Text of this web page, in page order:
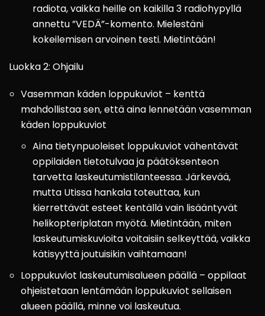
radiota, vaikka heille on kaikilla 3 radiohypyllä
annettu ”VEDÄ”-komento. Mielestäni
kokeilemisen arvoinen testi. Mietintään!
Luokka 2: Ohjailu
Vasemman käden loppukuviot – kenttä
mahdollistaa sen, että aina lennetään vasemman
käden loppukuviot
Aina tietynpuoleiset loppukuviot vähentävät
oppilaiden tietotulvaa ja päätöksenteon
tarvetta laskeutumistilanteessa. Järkevää,
mutta Utissa hankala toteuttaa, kun
kierrettävät esteet kentällä vain lisääntyvät
helikopteriplatan myötä. Mietintään, miten
laskeutumiskuvioita voitaisiin selkeyttää, vaikka
kätisyyttä joutuisikin vaihtamaan!
Loppukuviot laskeutumisalueen päällä – oppilaat
ohjeistetaan lentämään loppukuviot sellaisen
alueen päällä, minne voi laskeutua.